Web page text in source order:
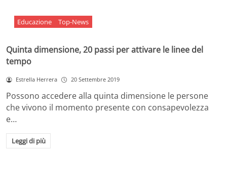
Educazione Top-News
Quinta dimensione, 20 passi per attivare le linee del
tempo
Estrella Herrera 20 Settembre 2019
Possono accedere alla quinta dimensione le persone
che vivono il momento presente con consapevolezza
e…
Leggi di più